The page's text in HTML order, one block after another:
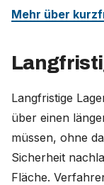
Mehr über
Langfristige
über einen
müssen, ohne
Sicherheit
Fläche.